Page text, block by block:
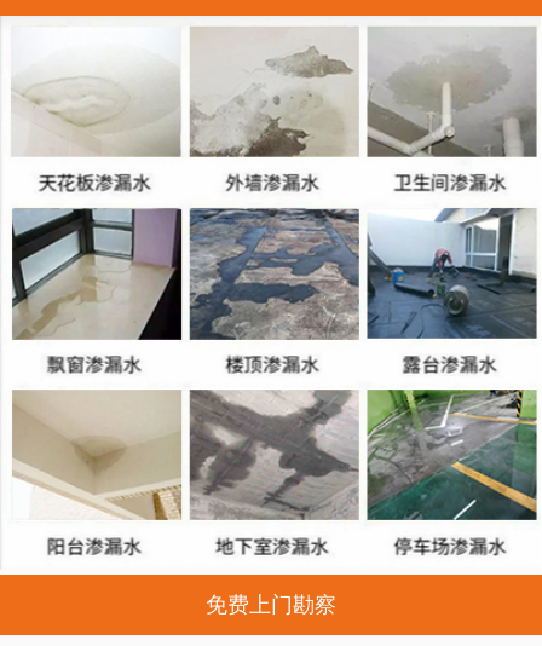
免费上门勘察